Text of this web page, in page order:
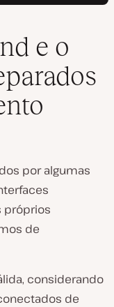
e o
por algumas
próprios
de
considerando
de